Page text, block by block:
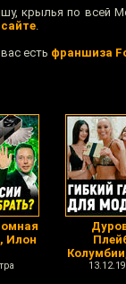
крылья по всей
.
есть франшиза
Илон